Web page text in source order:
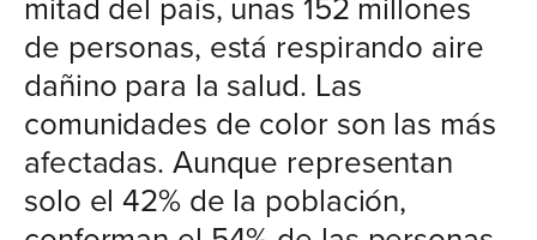
de personas, está respirando aire
dañino para la salud. Las
comunidades de color son las más
afectadas. Aunque representan
solo el 42% de la población,